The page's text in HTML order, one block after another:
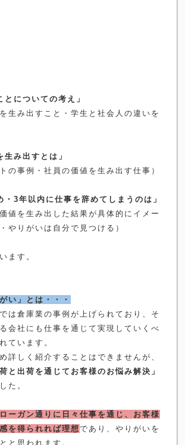
とについての考え」
生み出すこと・学生と社会人の違いを
生み出すとは」
の事例・社員の価値を生み出す仕事）
・ 3年以内に仕事を辞めてしまうのは」
値を生み出した結果が具体的にイメー
やりがいは自分で見つける）
ます。
い」とは・・・
は倉庫業の事例が上げられており、そ
会社にも仕事を通じて実現していくべ
ています。
詳しく紹介することはできませんが、
と出荷を通じてお客様のお悩み解決」
た。
ーガン通りに日々仕事を通じ、お客様
を得られれば理想 であり、やりがいを
と思われます。